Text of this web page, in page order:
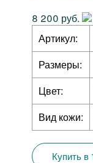
8 200 руб.
Артикул:
Размеры:
Цвет:
Вид кожи:
Купить в